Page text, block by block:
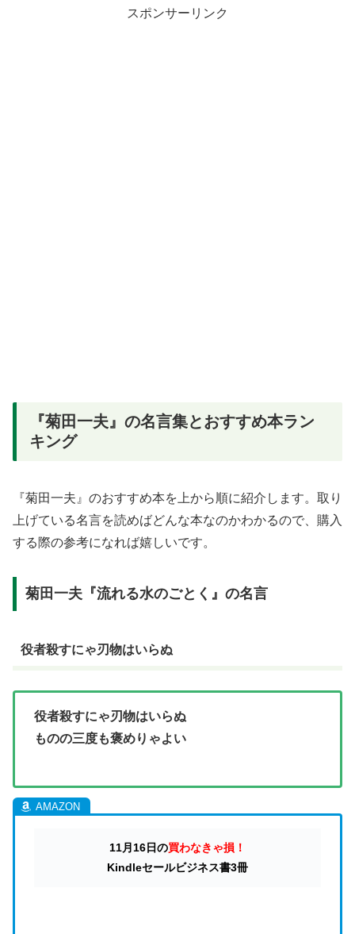
スポンサーリンク
『菊田一夫』の名言集とおすすめ本ラン
キング
『菊田一夫』のおすすめ本を上から順に紹介します。取り
上げている名言を読めばどんな本なのかわかるので、購入
する際の参考になれば嬉しいです。
菊田一夫『流れる水のごとく』の名言
役者殺すにゃ刃物はいらぬ
役者殺すにゃ刃物はいらぬ
ものの三度も褒めりゃよい
11月16日の買わなきゃ損！
Kindleセールビジネス書3冊